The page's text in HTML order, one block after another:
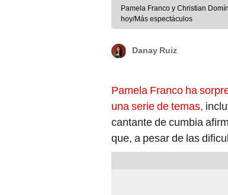
Pamela Franco y Christian
hoy/Más espectáculos
Danay Ruiz
Pamela Franco ha
una serie de temas,
cantante de cumbia
que, a pesar de las